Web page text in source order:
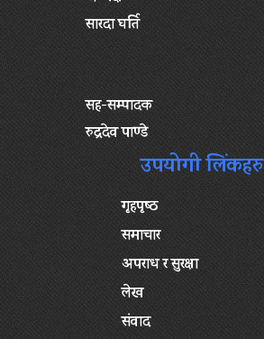
सारदा घर्ति
सह-सम्पादक
रुद्रदेव पाण्डे
उपयोगी लिंकहरु
गृहपृष्‍ठ
समाचार
अपराध र सुरक्षा
लेख
संवाद